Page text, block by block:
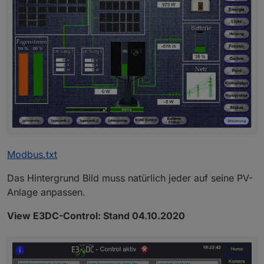
Modbus.txt
Das Hintergrund Bild muss natürlich jeder auf seine PV-
Anlage anpassen.
View E3DC-Control: Stand 04.10.2020